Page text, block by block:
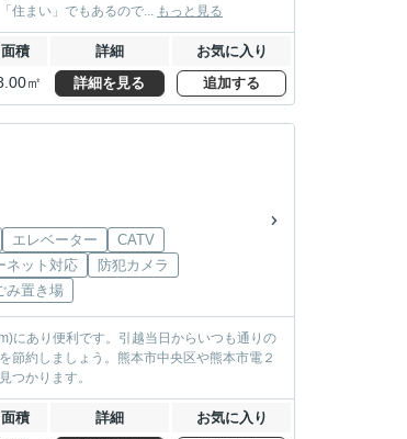
住まい」でもあるので... もっと見る
面積 詳細 お気に入り
㎡ 詳細を見る 追加する
エレベーター
CATV
ネット対応
防犯カメラ
み置き場
にあり便利です。引越当日からいつも通りの
節約しましょう。熊本市中央区や熊本市電２
つかります。
面積 詳細 お気に入り